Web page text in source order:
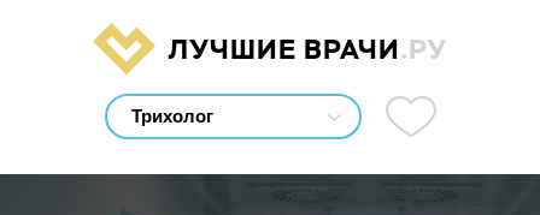
ЛУЧШИЕ ВРАЧИ.РУ